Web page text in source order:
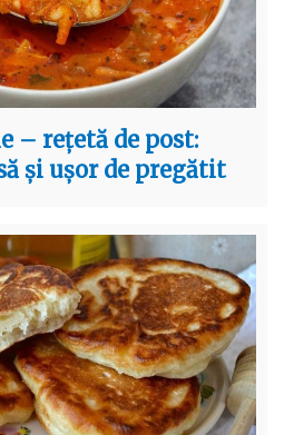
– rețetă de post:
și ușor de pregătit